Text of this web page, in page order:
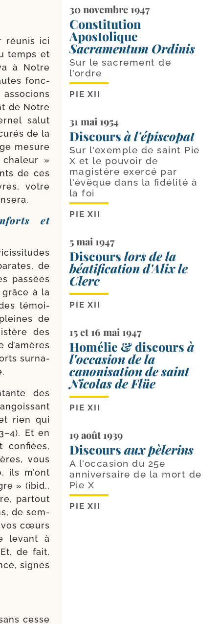
réunis ici
temps et
à Notre
fonc­
de Notre
salut
de la
mesure
»
de ces
votre
et
de
pas­sées
à la
témoi­
de
des
sur­na­
des
rien qui
Et en
confiées,
vous
ils m’ont
» (ibid.,
par­tout
de sem­
vos cœurs
levant à
de fait,
signes
cesse
30 novembre 1947
Constitution
Apostolique
Sacramentum Ordinis
Sur le sacrement de
l'ordre
PIE XII
31 mai 1954
Discours à l'épiscopat
Sur l'exemple de saint Pie
X et le pouvoir de
magistère exercé par
l'évêque dans la fidélité à
la foi
PIE XII
5 mai 1947
Discours lors de la
béatification d'Alix le
Clerc
PIE XII
15 et 16 mai 1947
Homélie & discours à
l'occasion de la
canonisation de saint
Nicolas de Flüe
PIE XII
19 août 1939
Discours aux pèlerins
A l'occasion du 25e
anniversaire de la mort de
Pie X
PIE XII